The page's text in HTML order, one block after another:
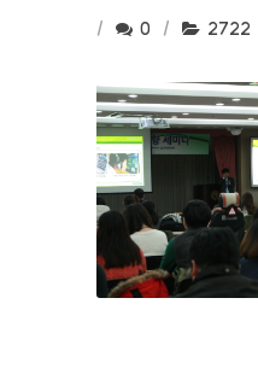
댓글수:
0 조회수:
2722